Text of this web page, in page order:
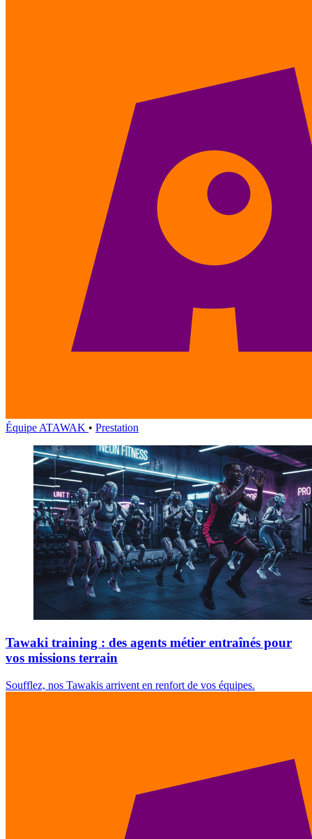
Équipe ATAWAK • Prestation
Tawaki training : des agents métier entraînés pour
vos missions terrain
Soufflez, nos Tawakis arrivent en renfort de vos équipes.